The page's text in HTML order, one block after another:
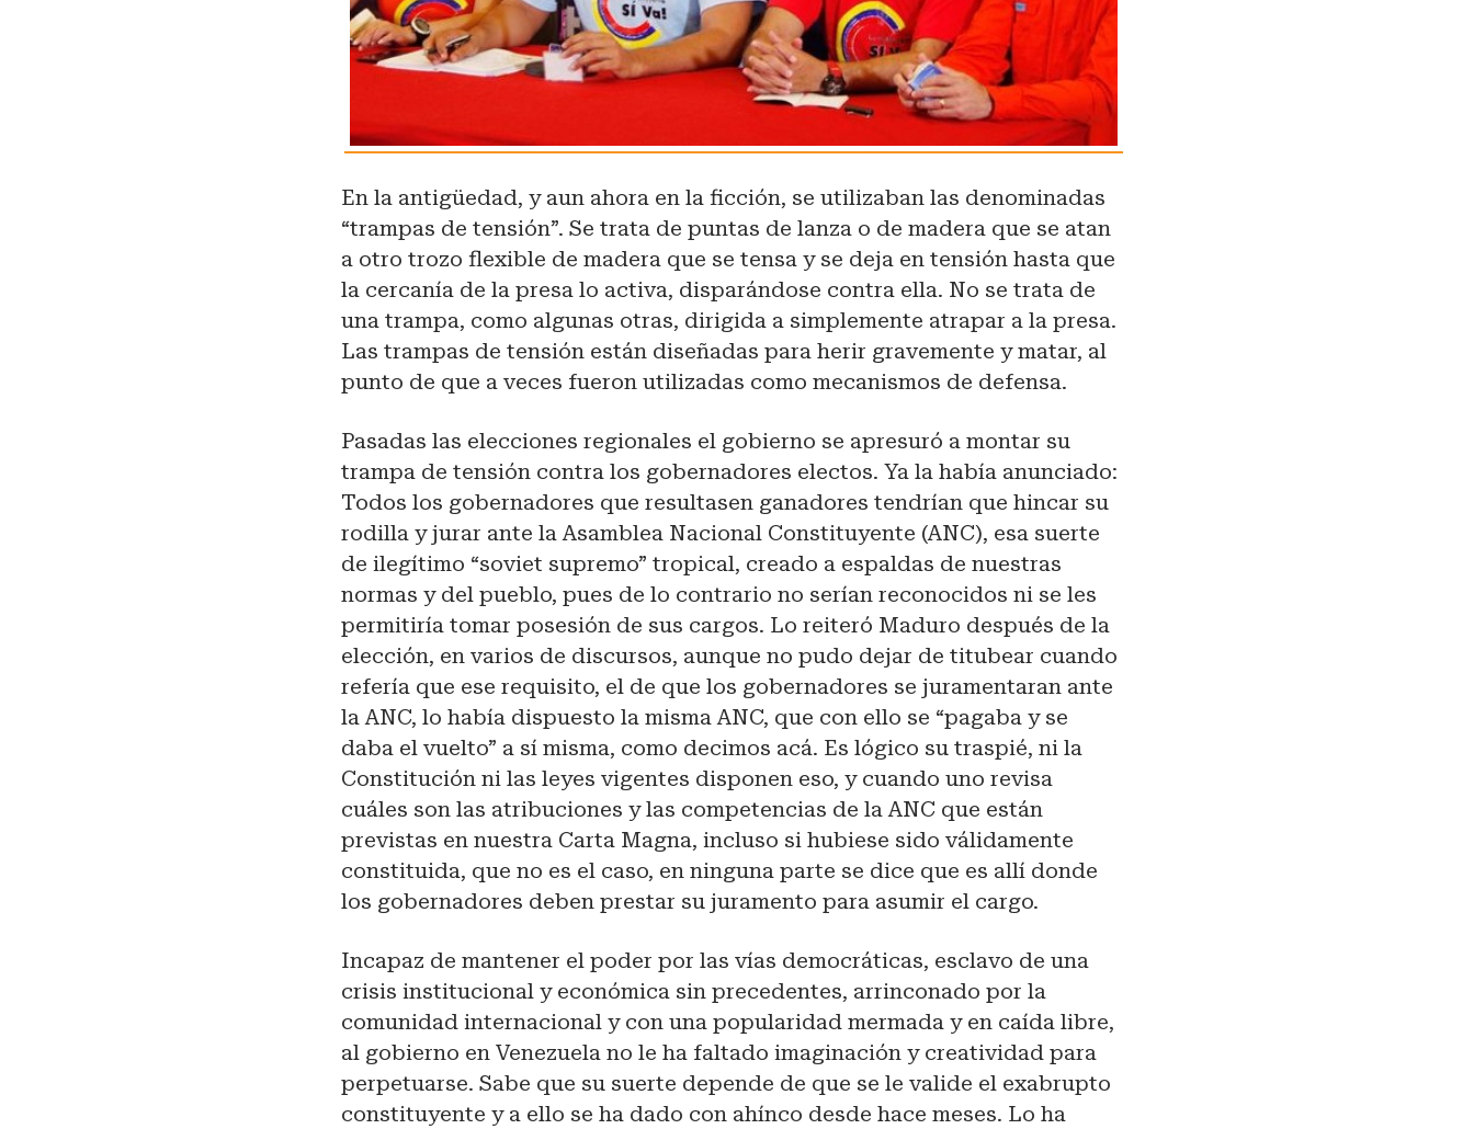
En la antigüedad, y aun ahora en la ficción, se utilizaban las denominadas
“trampas de tensión”. Se trata de puntas de lanza o de madera que se atan
a otro trozo flexible de madera que se tensa y se deja en tensión hasta que
la cercanía de la presa lo activa, disparándose contra ella. No se trata de
una trampa, como algunas otras, dirigida a simplemente atrapar a la presa.
Las trampas de tensión están diseñadas para herir gravemente y matar, al
punto de que a veces fueron utilizadas como mecanismos de defensa.
Pasadas las elecciones regionales el gobierno se apresuró a montar su
trampa de tensión contra los gobernadores electos. Ya la había anunciado:
Todos los gobernadores que resultasen ganadores tendrían que hincar su
rodilla y jurar ante la Asamblea Nacional Constituyente (ANC), esa suerte
de ilegítimo “soviet supremo” tropical, creado a espaldas de nuestras
normas y del pueblo, pues de lo contrario no serían reconocidos ni se les
permitiría tomar posesión de sus cargos. Lo reiteró Maduro después de la
elección, en varios de discursos, aunque no pudo dejar de titubear cuando
refería que ese requisito, el de que los gobernadores se juramentaran ante
la ANC, lo había dispuesto la misma ANC, que con ello se “pagaba y se
daba el vuelto” a sí misma, como decimos acá. Es lógico su traspié, ni la
Constitución ni las leyes vigentes disponen eso, y cuando uno revisa
cuáles son las atribuciones y las competencias de la ANC que están
previstas en nuestra Carta Magna, incluso si hubiese sido válidamente
constituida, que no es el caso, en ninguna parte se dice que es allí donde
los gobernadores deben prestar su juramento para asumir el cargo.
Incapaz de mantener el poder por las vías democráticas, esclavo de una
crisis institucional y económica sin precedentes, arrinconado por la
comunidad internacional y con una popularidad mermada y en caída libre,
al gobierno en Venezuela no le ha faltado imaginación y creatividad para
perpetuarse. Sabe que su suerte depende de que se le valide el exabrupto
constituyente y a ello se ha dado con ahínco desde hace meses. Lo ha